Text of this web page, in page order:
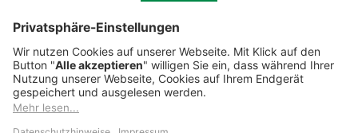
Cookie-Einstellungen
Datenschutz
Impressum
Streitbeilegung